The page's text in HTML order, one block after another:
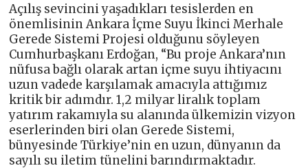
Açılış sevincini yaşadıkları tesislerden en
önemlisinin Ankara İçme Suyu İkinci Merhale
Gerede Sistemi Projesi olduğunu söyleyen
Cumhurbaşkanı Erdoğan, “Bu proje Ankara’nın
nüfusa bağlı olarak artan içme suyu ihtiyacını
uzun vadede karşılamak amacıyla attığımız
kritik bir adımdır. 1,2 milyar liralık toplam
yatırım rakamıyla su alanında ülkemizin vizyon
eserlerinden biri olan Gerede Sistemi,
bünyesinde Türkiye’nin en uzun, dünyanın da
sayılı su iletim tünelini barındırmaktadır.